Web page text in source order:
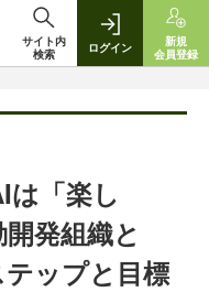
サイト内
検索
ログイン
新規
会員登録
「楽し
発組織と
ップと目標